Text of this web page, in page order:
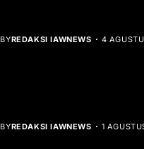
BYREDAKSI IAWNEWS 4
BYREDAKSI IAWNEWS 1